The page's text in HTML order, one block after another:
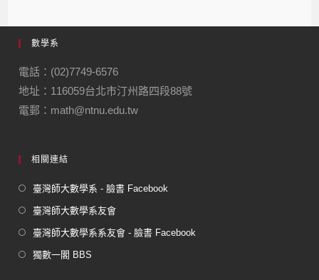
數學系
電話：(02)7749-6576
地址：116059台北市汀州路四段88號
電郵：math@ntnu.edu.tw
相關連結
臺灣師大數學系 - 臉書 Facebook
臺灣師大數學系友會
臺灣師大數學系系友會 - 臉書 Facebook
獨數一閣 BBS